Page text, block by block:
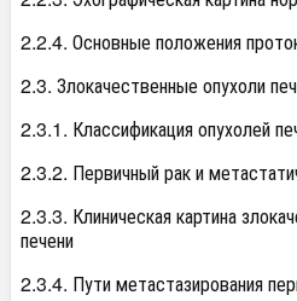
2.2.4. Основные положения
2.3. Злокачественные опухоли
2.3.1. Классификация опухолей
2.3.2. Первичный рак и
2.3.3. Клиническая картина
печени
2.3.4. Пути метастазирования